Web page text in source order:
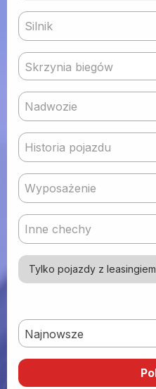
Silnik
Skrzynia biegów
Nadwozie
Historia pojazdu
Wyposażenie
Inne chechy
Tylko pojazdy z leasingiem
Najnowsze